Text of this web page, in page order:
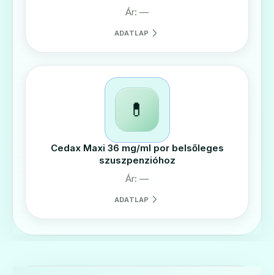
Ár: —
ADATLAP
💊
Cedax Maxi 36 mg/ml por belsőleges
szuszpenzióhoz
Ár: —
ADATLAP